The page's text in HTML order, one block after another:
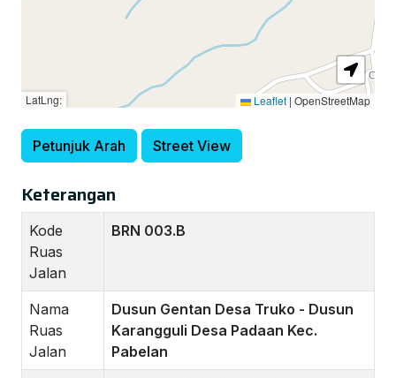
LatLng: Leaflet | OpenStreetMap
Petunjuk Arah Street View
Keterangan
Kode
Ruas
Jalan
BRN 003.B
Nama
Ruas
Jalan
Dusun Gentan Desa Truko - Dusun
Karangguli Desa Padaan Kec.
Pabelan